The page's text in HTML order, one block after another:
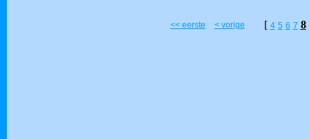
<< eerste < vorige [ 4 5 6 7 8